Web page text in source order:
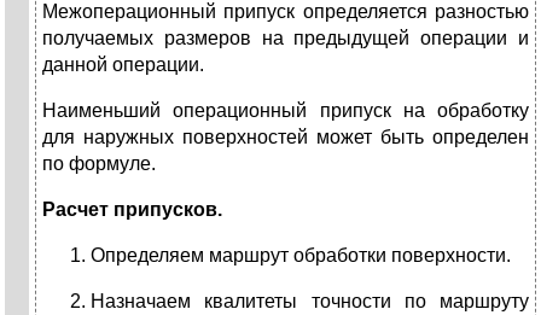
Межоперационный припуск определяется разностью
получаемых размеров на предыдущей операции и
данной операции.
Наименьший операционный припуск на обработку
для наружных поверхностей может быть определен
по формуле.
Расчет припусков.
Определяем маршрут обработки поверхности.
Назначаем квалитеты точности по маршруту